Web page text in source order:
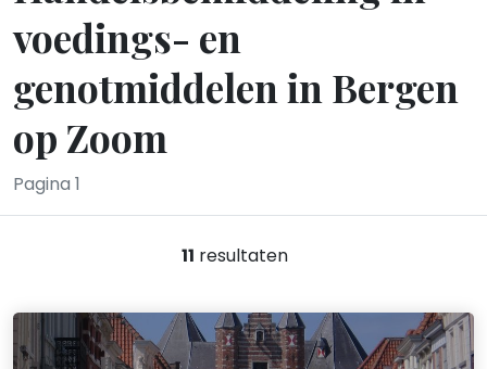
voedings- en
genotmiddelen in Bergen
op Zoom
Pagina 1
11 resultaten